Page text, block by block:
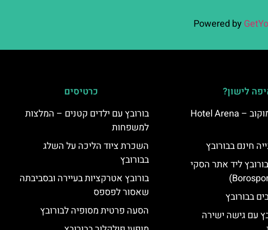
Powered by
לישון?
מלון ארנה סמוקוב – Hotel Arena
חינם בבורובץ
ליד אתר הסקי
עם גישה ישירה
כרטיסים
בורובץ עם ילדים קטנים – המלצות
למשפחות
השכרת ציוד הליכה על השלג
בבורובץ
בורובץ אטרקציות בעיירה ובסביבתה
שאסור לפספס
הסעה פרטית מסופיה לבורובץ